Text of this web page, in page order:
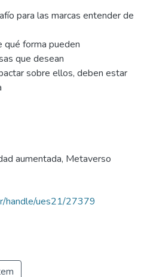
para las marcas entender de
qué forma pueden
que desean
sobre ellos, deben estar
aumentada, Metaverso
handle/ues21/27379